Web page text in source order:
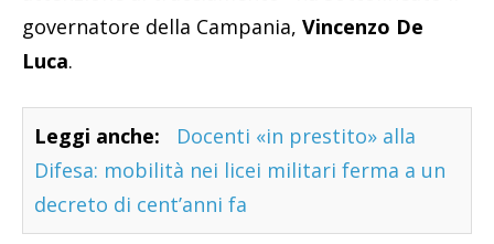
governatore della Campania, Vincenzo De
Luca.
Leggi anche:
Docenti «in prestito» alla
Difesa: mobilità nei licei militari ferma a un
decreto di cent’anni fa